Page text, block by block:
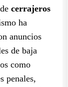
cerrajeros
ha
anuncios
de baja
como
penales,